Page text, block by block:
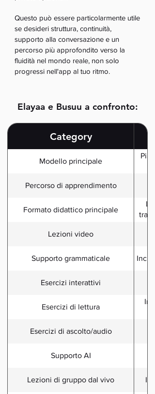
Questo può essere particolarmente utile
se desideri struttura, continuità,
supporto alla conversazione e un
percorso più approfondito verso la
fluidità nel mondo reale, non solo
progressi nell'app al tuo ritmo.
Elayaa e Busuu a confronto:
Category
Modello principale
Percorso di apprendimento
Formato didattico principale
Lezioni video
Supporto grammaticale
Esercizi interattivi
Esercizi di lettura
Esercizi di ascolto/audio
Supporto AI
Lezioni di gruppo dal vivo